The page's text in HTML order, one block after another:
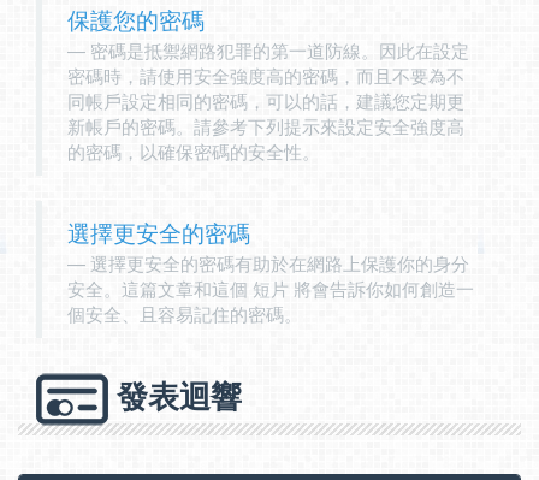
保護您的密碼
密碼是抵禦網路犯罪的第一道防線。因此在設定
密碼時，請使用安全強度高的密碼，而且不要為不
同帳戶設定相同的密碼，可以的話，建議您定期更
新帳戶的密碼。請參考下列提示來設定安全強度高
的密碼，以確保密碼的安全性。
選擇更安全的密碼
選擇更安全的密碼有助於在網路上保護你的身分
安全。這篇文章和這個 短片 將會告訴你如何創造一
個安全、且容易記住的密碼。
發表迴響